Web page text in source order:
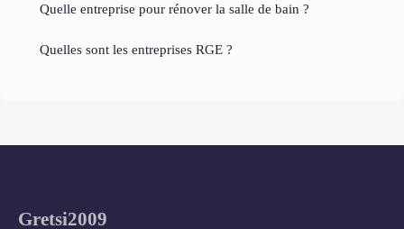
Quelle entreprise pour rénover la salle de bain ?
Quelles sont les entreprises RGE ?
Gretsi2009